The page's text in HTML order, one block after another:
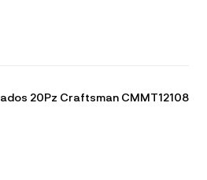
20Pz Craftsman CMMT12108